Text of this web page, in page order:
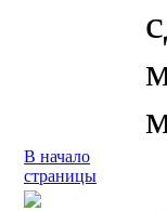
В начало
страницы